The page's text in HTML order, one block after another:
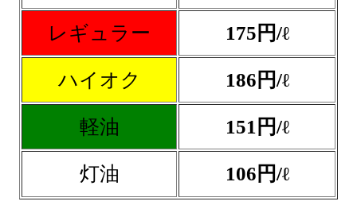
レギュラー 175 円/ℓ
ハイオク 186 円/ℓ
軽油 151 円/ℓ
灯油 106 円/ℓ